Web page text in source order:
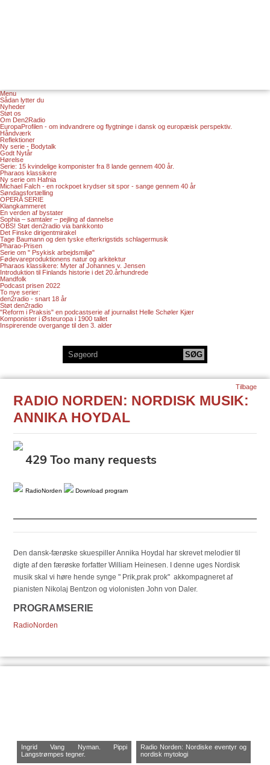
Menu
Sådan lytter du
Nyheder
Støt os
Om Den2Radio
EuropaProfilen - om indvandrere og flygtninge i dansk og europæisk perspektiv.
Håndværk
Reflektioner
Ny serie - Bodytalk
Godt Nytår
Hørelse
Serie: 15 kvindelige komponister fra 8 lande gennem 400 år.
Pharaos klassikere
Ny serie om Hafnia
Michael Falch - en rockpoet krydser sit spor - sange gennem 40 år
Søndagsfortælling
OPERA SERIE
Klangkammeret
En verden af bystater
Sophia – samtaler – pejling af dannelse
OBS! Støt den2radio via bankkonto
Det Finske dirigentmirakel
Tage Baumann og den tyske efterkrigstids schlagermusik
Pharao-Prisen
Serie om " Psykisk arbejdsmiljø"
Fødevareproduktionens natur og arkitektur
Pharaos klassikere: Myter af Johannes v. Jensen
Introduktion til Finlands historie i det 20.århundrede
Mandfolk
Podcast prisen 2022
To nye serier:
den2radio - snart 18 år
Støt den2radio
"Reform i Praksis" en podcastserie af journalist Helle Schøler Kjær
Komponister i Østeuropa i 1900 tallet
Inspirerende overgange til den 3. alder
RADIO NORDEN: NORDISK MUSIK:
ANNIKA HOYDAL
RadioNorden Download program
Den dansk-færøske skuespiller Annika Hoydal har skrevet melodier til
digte af den færøske forfatter William Heinesen. I denne uges Nordisk
musik skal vi høre hende synge " Prik,prak prok" akkompagneret af
pianisten Nikolaj Bentzon og violonisten John von Daler.
PROGRAMSERIE
RadioNorden
Tilbage
Ingrid Vang Nyman. Pippi
Langstrømpes tegner.
Radio Norden: Nordiske eventyr og
nordisk mytologi